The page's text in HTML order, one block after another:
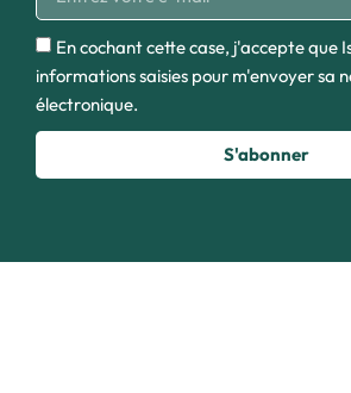
En cochant cette case, j'accepte que
informations saisies pour m'envoyer sa
électronique.
S'abonner